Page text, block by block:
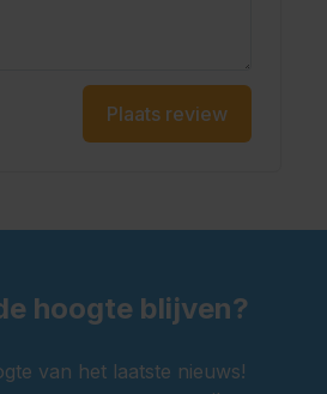
Plaats review
hoogte blijven?
van het laatste nieuws!